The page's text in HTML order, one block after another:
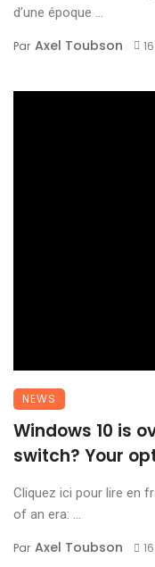
d’une époque ...
Par Axel Toubson
NEWS
Windows 10 is
switch? Your
Cliquez ici pour lire en
of an era: ...
Par Axel Toubson